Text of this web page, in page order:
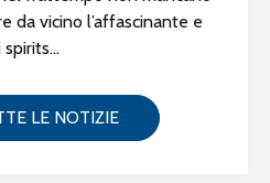
da vicino l’affascinante e
LE NOTIZIE